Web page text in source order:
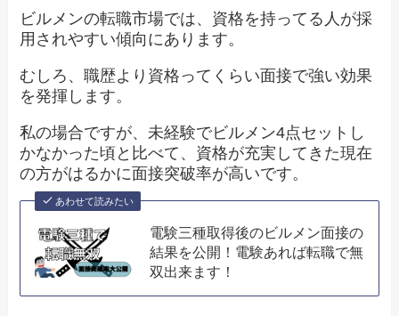
ビルメンの転職市場では、資格を持ってる人が採
用されやすい傾向にあります。
むしろ、職歴より資格ってくらい面接で強い効果
を発揮します。
私の場合ですが、未経験でビルメン4点セットし
かなかった頃と比べて、資格が充実してきた現在
の方がはるかに面接突破率が高いです。
あわせて読みたい
電験三種取得後のビルメン面接の
結果を公開！電験あれば転職で無
双出来ます！